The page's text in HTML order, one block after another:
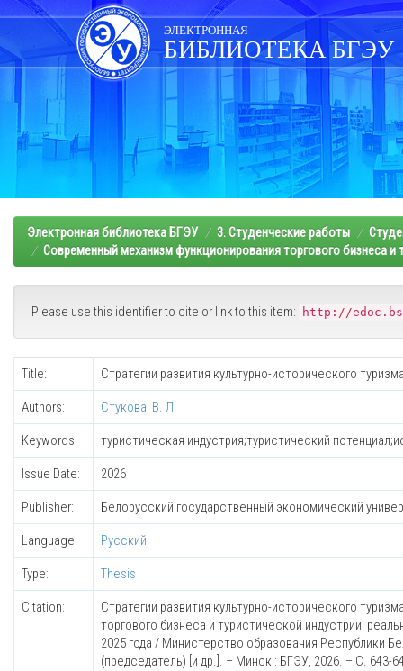
Skip
navigation
ЭЛЕКТРОННАЯ
БИБЛИОТЕКА БГЭУ
Электронная библиотека БГЭУ 3. Студенческие работы
Современный механизм функционирования торгового бизнеса и
Please use this identifier to cite or link to this item: http://
Title: Стратегии развития культурно-исторического
Authors: Стукова, В. Л.
Keywords: туристическая индустрия;туристический
Issue Date: 2026
Publisher: Белорусский государственный экономический
Language: Русский
Type: Thesis
Citation:
Стратегии развития культурно-исторического
торгового бизнеса и туристической индустрии:
2025 года / Министерство образования Республики
(председатель) [и др.]. – Минск : БГЭУ, 2026. – С. 643-